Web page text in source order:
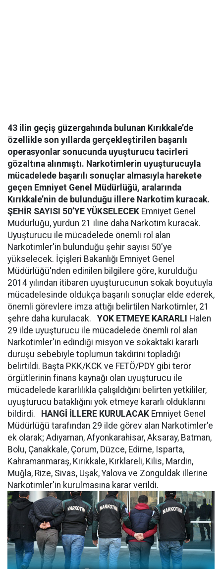
43 ilin geçiş güzergahında bulunan Kırıkkale’de
özellikle son yıllarda gerçekleştirilen başarılı
operasyonlar sonucunda uyuşturucu tacirleri
gözaltına alınmıştı. Narkotimlerin uyuşturucuyla
mücadelede başarılı sonuçlar almasıyla harekete
geçen Emniyet Genel Müdürlüğü, aralarında
Kırıkkale’nin de bulunduğu illere Narkotim kuracak.
ŞEHİR SAYISI 50’YE YÜKSELECEK Emniyet Genel
Müdürlüğü, yurdun 21 iline daha Narkotim kuracak.
Uyuşturucu ile mücadelede önemli rol alan
Narkotimler'in bulunduğu şehir sayısı 50'ye
yükselecek. İçişleri Bakanlığı Emniyet Genel
Müdürlüğü'nden edinilen bilgilere göre, kurulduğu
2014 yılından itibaren uyuşturucunun sokak boyutuyla
mücadelesinde oldukça başarılı sonuçlar elde ederek,
önemli görevlere imza attığı belirtilen Narkotimler, 21
şehre daha kurulacak. YOK ETMEYE KARARLI Halen
29 ilde uyuşturucu ile mücadelede önemli rol alan
Narkotimler'in edindiği misyon ve sokaktaki kararlı
duruşu sebebiyle toplumun takdirini topladığı
belirtildi. Başta PKK/KCK ve FETÖ/PDY gibi terör
örgütlerinin finans kaynağı olan uyuşturucu ile
mücadelede kararlılıkla çalışıldığını belirten yetkililer,
uyuşturucu bataklığını yok etmeye kararlı olduklarını
bildirdi.
HANGİ İLLERE KURULACAK Emniyet Genel
Müdürlüğü tarafından 29 ilde görev alan Narkotimler'e
ek olarak; Adıyaman, Afyonkarahisar, Aksaray, Batman,
Bolu, Çanakkale, Çorum, Düzce, Edirne, Isparta,
Kahramanmaraş, Kırıkkale, Kırklareli, Kilis, Mardin,
Muğla, Rize, Sivas, Uşak, Yalova ve Zonguldak illerine
Narkotimler'in kurulmasına karar verildi.